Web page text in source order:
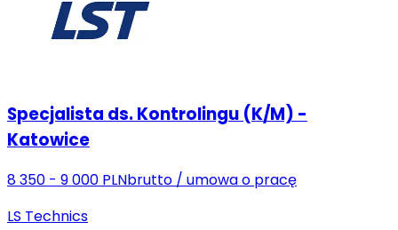
Specjalista ds. Kontrolingu (K/M) -
Katowice
8 350 - 9 000 PLNbrutto / umowa o pracę
LS Technics